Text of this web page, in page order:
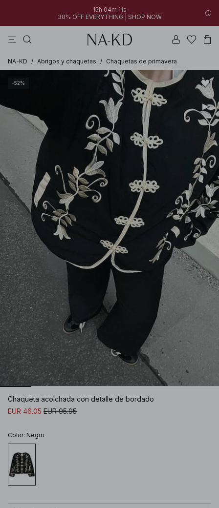
15h 04m 11s
30% OFF EVERYTHING | SHOP NOW
NA-KD / Abrigos y chaquetas / Chaquetas de primavera
-52%
Chaqueta acolchada con detalle de bordado
EUR 46.05 EUR 95.95
Color: Negro